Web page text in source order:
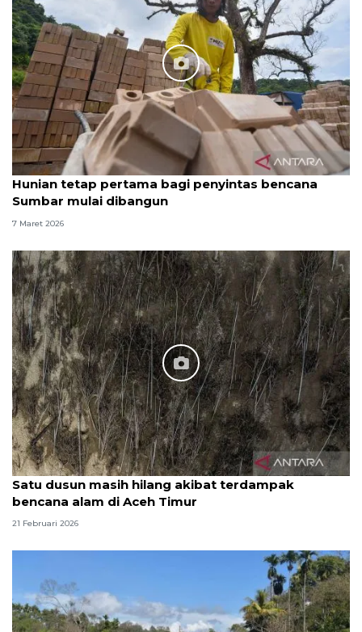
Hunian tetap pertama bagi penyintas bencana
Sumbar mulai dibangun
7 Maret 2026
Satu dusun masih hilang akibat terdampak
bencana alam di Aceh Timur
21 Februari 2026